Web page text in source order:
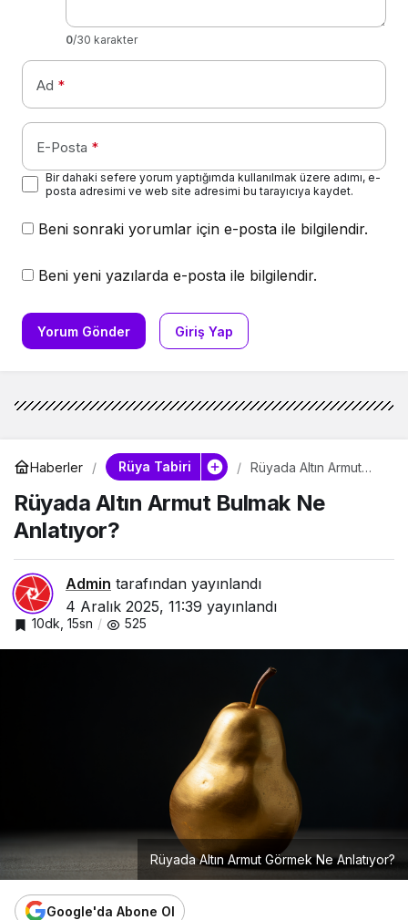
0/30 karakter
Ad *
E-Posta *
Bir dahaki sefere yorum yaptığımda kullanılmak üzere adımı, e-
posta adresimi ve web site adresimi bu tarayıcıya kaydet.
Beni sonraki yorumlar için e-posta ile bilgilendir.
Beni yeni yazılarda e-posta ile bilgilendir.
Yorum Gönder Giriş Yap
Haberler Rüya Tabiri
Rüyada Altın Armut
Rüyada Altın Armut Bulmak Ne
Anlatıyor?
Admin tarafından yayınlandı
4 Aralık 2025, 11:39 yayınlandı
10dk, 15sn 525
Rüyada Altın Armut Görmek Ne Anlatıyor?
Google'da Abone Ol